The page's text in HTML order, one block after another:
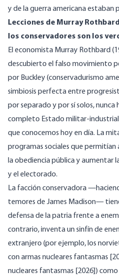
y de la guerra americana
Lecciones de Murray
los conservadores son los
El economista Murray Rothbard
descubierto el falso movimiento
por Buckley(conservadurismo
simbiosis perfecta entre
por separado y por sí solos, nunca
completo Estado militar-
que conocemos hoy en día. La
programas sociales que
la obediencia pública y aumentar
y el electorado.
La facción conservadora
temores de James Madison—
defensa de la patria frente a
contrario, inventa un sinfín de
extranjero (por ejemplo, los
con armas nucleares fantasmas
nucleares fantasmas [2026])